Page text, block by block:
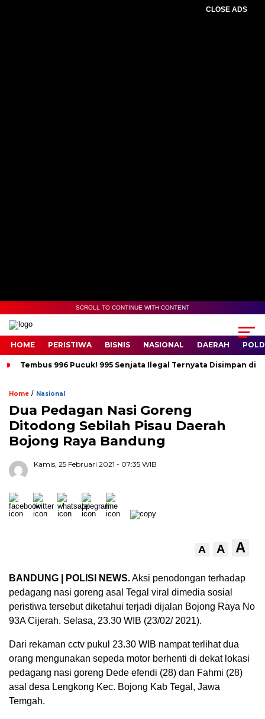
CLOSE ADS
SCROLL TO CONTINUE WITH CONTENT
HOME PERISTIWA BISNIS NASIONAL DAERAH
Tembus 996 Pucuk! 995 Senjata Ilegal Ternyata Disimpan di
Home / Nasional
Dua Pedagan Nasi Goreng
Ditodong Sebilah Pisau Daerah
Bojong Raya Bandung
Kamis, 25 Februari 2021 - 07:35 WIB
A A A
BANDUNG | POLISI NEWS.Aksi penodongan terhadap
pedagang nasi goreng asal Tegal viral dimedia sosial
peristiwa tersebut diketahui terjadi dijalan Bojong Raya No
93A Cijerah. Selasa, 23.30 WIB (23/02/ 2021).
Dari rekaman cctv pukul 23.30 WIB nampat terlihat dua
orang mengunakan sepeda motor berhenti di dekat lokasi
pedagang nasi goreng Dede efendi (28) dan Fahmi (28)
asal desa Lengkong Kec. Bojong Kab Tegal, Jawa
Temgah.